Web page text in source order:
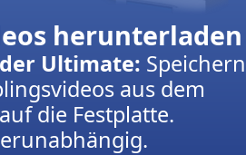
herunterladen
Ultimate: Speichern
aus dem
die Festplatte.